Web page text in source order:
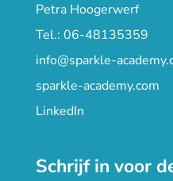
Petra Hoogerwerf
Tel.: 06-48135359
info@sparkle-
sparkle-academy.com
LinkedIn
Schrijf in voor